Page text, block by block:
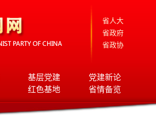
省人大
省政府
省政协
基层党建
党建新论
红色基地 省情备览